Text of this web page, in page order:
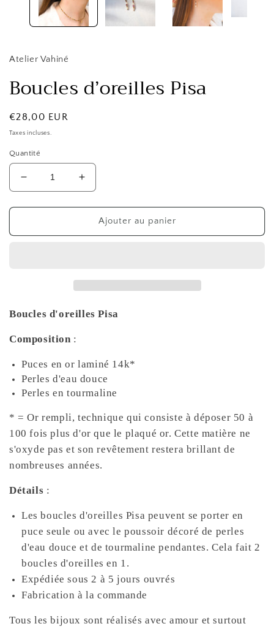
Atelier Vahiné
Boucles d’oreilles Pisa
Prix
habituel
€28,00 EUR
Taxes incluses.
Quantité
Réduire
la
quantité
Boucles
Augmenter
la
quantité
Boucles
Ajouter au panier
Boucles d'oreilles Pisa
Composition :
Puces en or laminé 14k*
Perles d'eau douce
Perles en tourmaline
* = Or rempli, technique qui consiste à déposer 50 à
100 fois plus d'or que le plaqué or. Cette matière ne
s'oxyde pas et son revêtement restera brillant de
nombreuses années.
Détails :
Les boucles d'oreilles Pisa peuvent se porter en
puce seule ou avec le poussoir décoré de perles
d'eau douce et de tourmaline pendantes. Cela fait 2
boucles d'oreilles en 1.
Expédiée sous 2 à 5 jours ouvrés
Fabrication à la commande
Tous les bijoux sont réalisés avec amour et surtout